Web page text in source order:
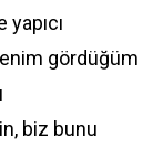
yapıcı
gördüğüm
biz bunu